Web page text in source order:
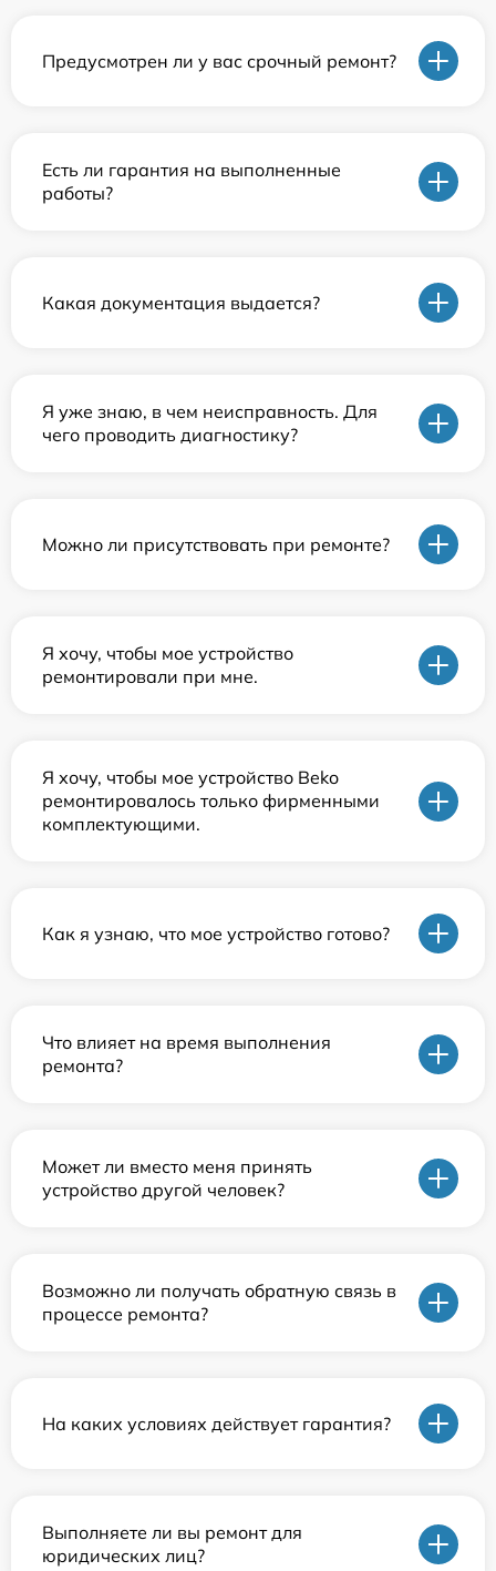
Предусмотрен ли у вас срочный ремонт?
Есть ли гарантия на выполненные
работы?
Какая документация выдается?
Я уже знаю, в чем неисправность. Для
чего проводить диагностику?
Можно ли присутствовать при ремонте?
Я хочу, чтобы мое устройство
ремонтировали при мне.
Я хочу, чтобы мое устройство Beko
ремонтировалось только фирменными
комплектующими.
Как я узнаю, что мое устройство готово?
Что влияет на время выполнения
ремонта?
Может ли вместо меня принять
устройство другой человек?
Возможно ли получать обратную связь в
процессе ремонта?
На каких условиях действует гарантия?
Выполняете ли вы ремонт для
юридических лиц?